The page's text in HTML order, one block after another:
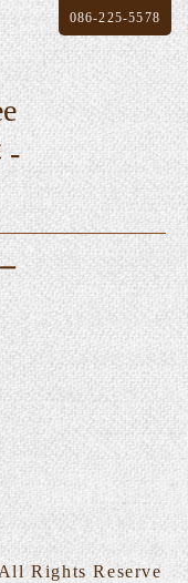
-
086-225-5578
Rights Reserve